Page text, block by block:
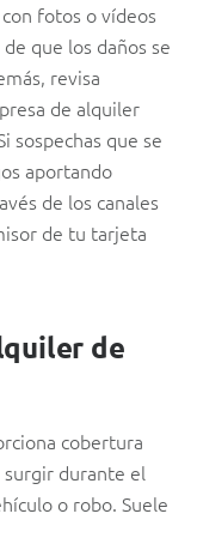
fotos o vídeos
que los daños se
revisa
de alquiler
sospechas que se
aportando
de los canales
de tu tarjeta
de
cobertura
surgir durante el
o robo. Suele